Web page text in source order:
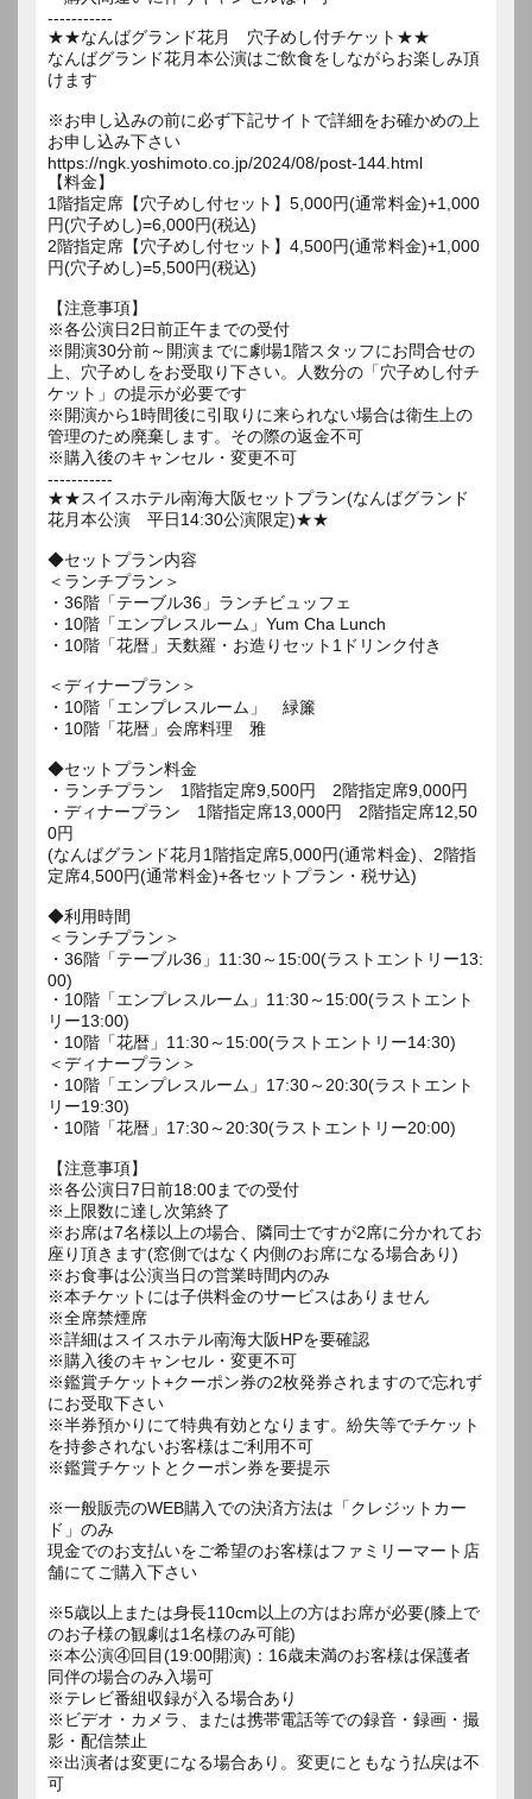
-----------
★★なんばグランド花月 穴子めし付チケット★★
なんばグランド花月本公演はご飲食をしながらお楽しみ頂
けます
※お申し込みの前に必ず下記サイトで詳細をお確かめの上
お申し込み下さい
https://ngk.yoshimoto.co.jp/2024/08/post-144.html
【料金】
1階指定席【穴子めし付セット】5,000円(通常料金)+1,000
円(穴子めし)=6,000円(税込)
2階指定席【穴子めし付セット】4,500円(通常料金)+1,000
円(穴子めし)=5,500円(税込)
【注意事項】
※各公演日2日前正午までの受付
※開演30分前～開演までに劇場1階スタッフにお問合せの
上、穴子めしをお受取り下さい。人数分の「穴子めし付チ
ケット」の提示が必要です
※開演から1時間後に引取りに来られない場合は衛生上の
管理のため廃棄します。その際の返金不可
※購入後のキャンセル・変更不可
-----------
★★スイスホテル南海大阪セットプラン(なんばグランド
花月本公演 平日14:30公演限定)★★
◆セットプラン内容
＜ランチプラン＞
・36階「テーブル36」ランチビュッフェ
・10階「エンプレスルーム」Yum Cha Lunch
・10階「花暦」天麩羅・お造りセット1ドリンク付き
＜ディナープラン＞
・10階「エンプレスルーム」 緑簾
・10階「花暦」会席料理 雅
◆セットプラン料金
・ランチプラン 1階指定席9,500円 2階指定席9,000円
・ディナープラン 1階指定席13,000円 2階指定席12,50
0円
(なんばグランド花月1階指定席5,000円(通常料金)、2階指
定席4,500円(通常料金)+各セットプラン・税サ込)
◆利用時間
＜ランチプラン＞
・36階「テーブル36」11:30～15:00(ラストエントリー13:
00)
・10階「エンプレスルーム」11:30～15:00(ラストエント
リー13:00)
・10階「花暦」11:30～15:00(ラストエントリー14:30)
＜ディナープラン＞
・10階「エンプレスルーム」17:30～20:30(ラストエント
リー19:30)
・10階「花暦」17:30～20:30(ラストエントリー20:00)
【注意事項】
※各公演日7日前18:00までの受付
※上限数に達し次第終了
※お席は7名様以上の場合、隣同士ですが2席に分かれてお
座り頂きます(窓側ではなく内側のお席になる場合あり)
※お食事は公演当日の営業時間内のみ
※本チケットには子供料金のサービスはありません
※全席禁煙席
※詳細はスイスホテル南海大阪HPを要確認
※購入後のキャンセル・変更不可
※鑑賞チケット+クーポン券の2枚発券されますので忘れず
にお受取下さい
※半券預かりにて特典有効となります。紛失等でチケット
を持参されないお客様はご利用不可
※鑑賞チケットとクーポン券を要提示
※一般販売のWEB購入での決済方法は「クレジットカー
ド」のみ
現金でのお支払いをご希望のお客様はファミリーマート店
舗にてご購入下さい
※5歳以上または身長110cm以上の方はお席が必要(膝上で
のお子様の観劇は1名様のみ可能)
※本公演④回目(19:00開演)：16歳未満のお客様は保護者
同伴の場合のみ入場可
※テレビ番組収録が入る場合あり
※ビデオ・カメラ、または携帯電話等での録音・録画・撮
影・配信禁止
※出演者は変更になる場合あり。変更にともなう払戻は不
可